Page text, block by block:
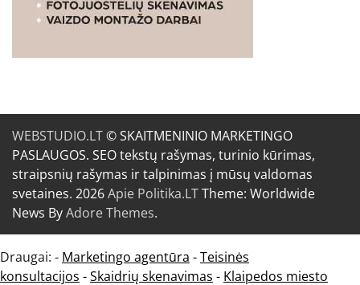
WEBSTUDIO.LT© SKAITMENINIO MARKETINGO
PASLAUGOS. SEO tekstų rašymas, turinio kūrimas,
straipsnių rašymas ir talpinimas į mūsų valdomas
svetaines. 2026Apie Politika.LTTheme: Worldwide
News ByAdore Themes.
Draugai: - Marketingo agentūra -Teisinės
konsultacijos -Skaidrių skenavimas - Klaipedos miesto